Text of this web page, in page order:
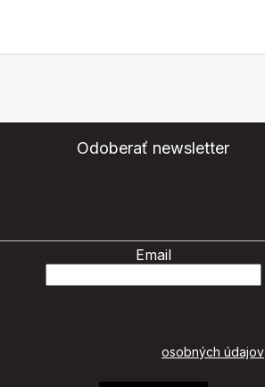
Odoberať newsletter
Email
osobných údajov